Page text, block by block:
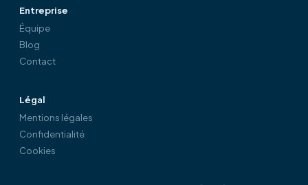
Entreprise
Équipe
Blog
Contact
Légal
Mentions légales
Confidentialité
Cookies